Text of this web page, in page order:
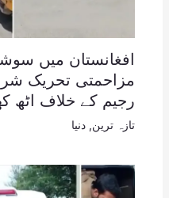
افغانستان میں
مزاحمتی تحریک
رجیم کے خلاف اٹھ
تازہ ترین دنیا